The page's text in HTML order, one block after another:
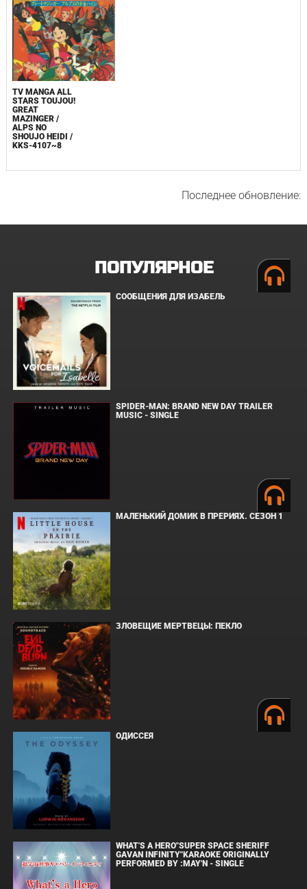
TV MANGA ALL
STARS TOUJOU!
GREAT
MAZINGER /
ALPS NO
SHOUJO HEIDI /
KKS-4107~8
Последнее обновление:
ПОПУЛЯРНОЕ
СООБЩЕНИЯ ДЛЯ ИЗАБЕЛЬ
SPIDER-MAN: BRAND NEW DAY TRAILER
MUSIC - SINGLE
МАЛЕНЬКИЙ ДОМИК В ПРЕРИЯХ. СЕЗОН 1
ЗЛОВЕЩИЕ МЕРТВЕЦЫ: ПЕКЛО
ОДИССЕЯ
WHAT'S A HERO"SUPER SPACE SHERIFF
GAVAN INFINITY"KARAOKE ORIGINALLY
PERFORMED BY :MAY'N - SINGLE